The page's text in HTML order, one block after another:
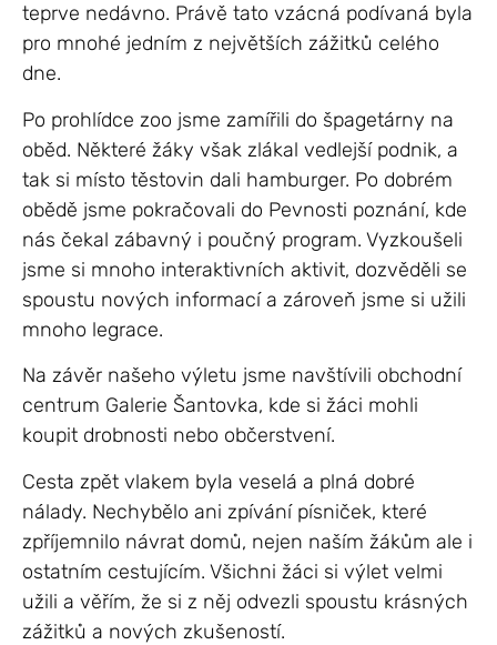
teprve nedávno. Právě tato vzácná podívaná byla
pro mnohé jedním z největších zážitků celého
dne.
Po prohlídce zoo jsme zamířili do špagetárny na
oběd. Některé žáky však zlákal vedlejší podnik, a
tak si místo těstovin dali hamburger. Po dobrém
obědě jsme pokračovali do Pevnosti poznání, kde
nás čekal zábavný i poučný program. Vyzkoušeli
jsme si mnoho interaktivních aktivit, dozvěděli se
spoustu nových informací a zároveň jsme si užili
mnoho legrace.
Na závěr našeho výletu jsme navštívili obchodní
centrum Galerie Šantovka, kde si žáci mohli
koupit drobnosti nebo občerstvení.
Cesta zpět vlakem byla veselá a plná dobré
nálady. Nechybělo ani zpívání písniček, které
zpříjemnilo návrat domů, nejen naším žákům ale i
ostatním cestujícím. Všichni žáci si výlet velmi
užili a věřím, že si z něj odvezli spoustu krásných
zážitků a nových zkušeností.